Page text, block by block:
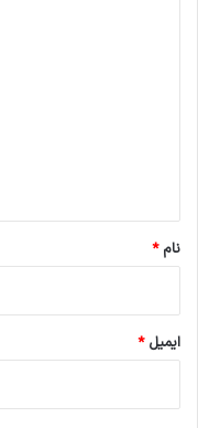
نام*
ایمیل*